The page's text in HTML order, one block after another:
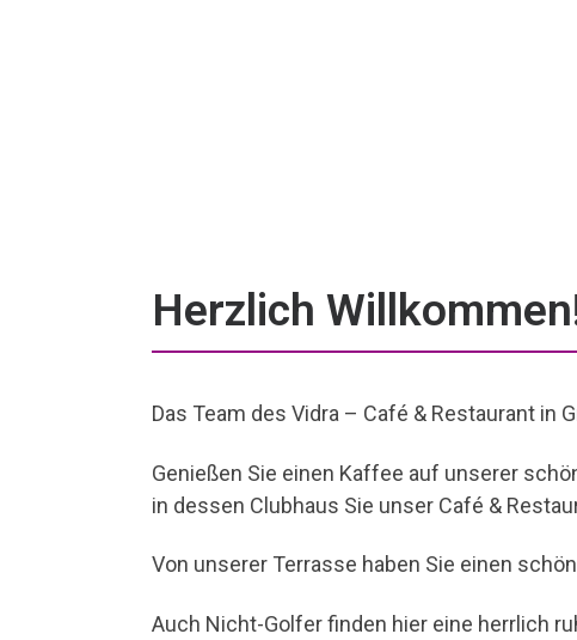
Herzlich
Das Team des Vidra – Café & Restaurant in
Genießen Sie einen Kaffee auf unserer
in dessen Clubhaus Sie unser Café &
Von unserer Terrasse haben Sie einen
Auch Nicht-Golfer finden hier eine herrlich